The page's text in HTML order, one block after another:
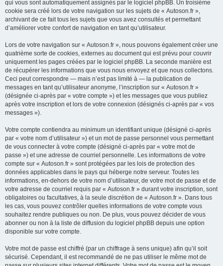
qui vous sont automatiquement assignés par le logiciel phpBB. Un troisième
cookie sera créé lors de votre navigation sur les sujets de « Autoson.fr »,
archivant de ce fait tous les sujets que vous avez consultés et permettant
d’améliorer votre confort de navigation en tant qu’utilisateur.
Lors de votre navigation sur « Autoson.fr », nous pouvons également créer une
quatrième sorte de cookies, externes au document qui est prévu pour couvrir
uniquement les pages créées par le logiciel phpBB. La seconde manière est
de récupérer les informations que vous nous envoyez et que nous collectons.
Ceci peut correspondre — mais n’est pas limité à — la publication de
messages en tant qu’utilisateur anonyme, l’inscription sur « Autoson.fr »
(désignée ci-après par « votre compte ») et les messages que vous publiez
après votre inscription et lors de votre connexion (désignés ci-après par « vos
messages »).
Votre compte contiendra au minimum un identifiant unique (désigné ci-après
par « votre nom d’utilisateur ») et un mot de passe personnel vous permettant
de vous connecter à votre compte (désigné ci-après par « votre mot de
passe ») et une adresse de courriel personnelle. Les informations de votre
compte sur « Autoson.fr » sont protégées par les lois de protection des
données applicables dans le pays qui héberge notre serveur. Toutes les
informations, en-dehors de votre nom d’utilisateur, de votre mot de passe et de
votre adresse de courriel requis par « Autoson.fr » durant votre inscription, sont
obligatoires ou facultatives, à la seule discrétion de « Autoson.fr ». Dans tous
les cas, vous pouvez contrôler quelles informations de votre compte vous
souhaitez rendre publiques ou non. De plus, vous pouvez décider de vous
abonner ou non à la liste de diffusion du logiciel phpBB depuis une option
disponible sur votre compte.
Votre mot de passe est chiffré (par un chiffrage à sens unique) afin qu’il soit
sécurisé. Cependant, il est recommandé de ne pas utiliser le même mot de